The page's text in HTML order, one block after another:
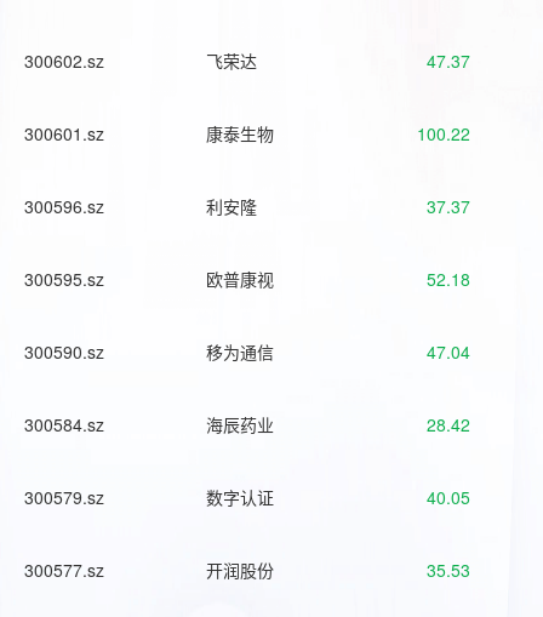
300602.sz 飞荣达 47.37
300601.sz 康泰生物 100.22
300596.sz 利安隆 37.37
300595.sz 欧普康视 52.18
300590.sz 移为通信 47.04
300584.sz 海辰药业 28.42
300579.sz 数字认证 40.05
300577.sz 开润股份 35.53